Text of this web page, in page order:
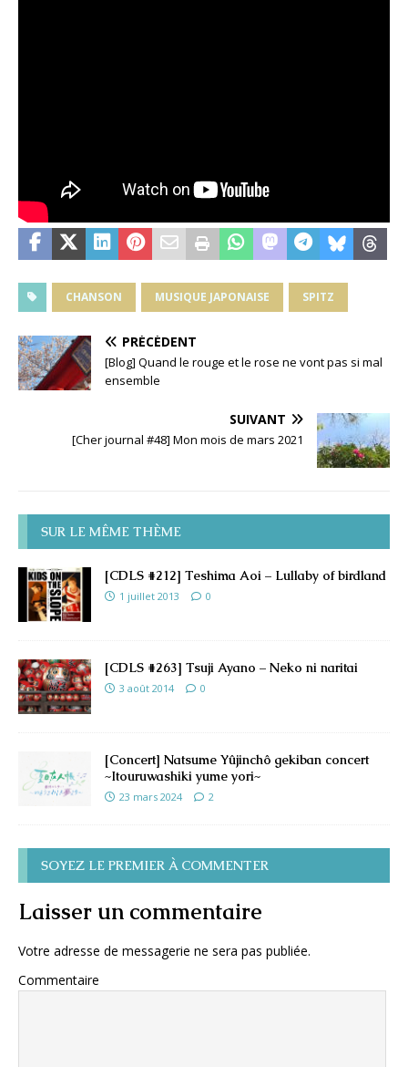
CHANSON MUSIQUE JAPONAISE SPITZ
PRÉCÉDENT
[Blog] Quand le rouge et le rose ne vont pas si mal
ensemble
SUIVANT
[Cher journal #48] Mon mois de mars 2021
SUR LE MÊME THÈME
[CDLS #212] Teshima Aoi – Lullaby of birdland
1 juillet 2013 0
[CDLS #263] Tsuji Ayano – Neko ni naritai
3 août 2014 0
[Concert] Natsume Yûjinchô gekiban concert
~Itouruwashiki yume yori~
23 mars 2024 2
SOYEZ LE PREMIER À COMMENTER
Laisser un commentaire
Votre adresse de messagerie ne sera pas publiée.
Commentaire